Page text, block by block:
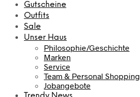
Gutscheine
Outfits
Sale
Unser Haus
Philosophie/Geschichte
Marken
Service
Team & Personal Shopping
Jobangebote